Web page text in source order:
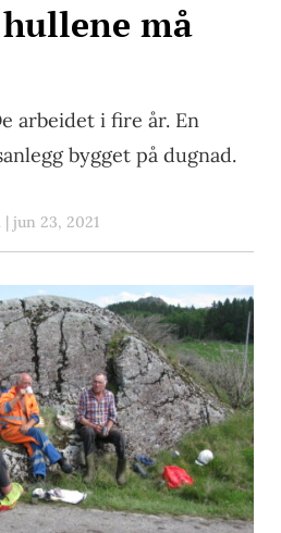
må
arbeidet i fire år. En
bygget på dugnad.
| jun 23, 2021